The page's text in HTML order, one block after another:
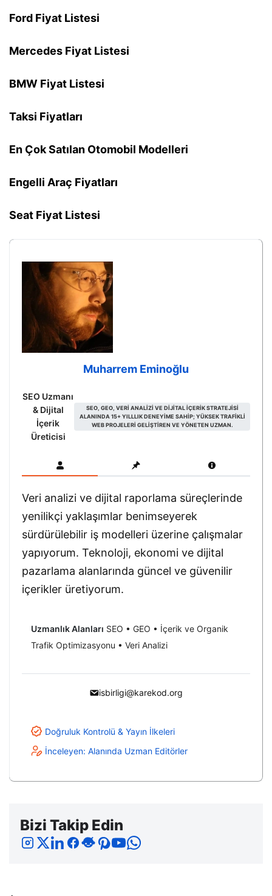
Ford Fiyat Listesi
Mercedes Fiyat Listesi
BMW Fiyat Listesi
Taksi Fiyatları
En Çok Satılan Otomobil Modelleri
Engelli Araç Fiyatları
Seat Fiyat Listesi
Muharrem Eminoğlu
SEO Uzmanı
& Dijital
İçerik
Üreticisi
SEO, GEO, VERI ANALIZI VE DIJITAL IÇERIK STRATEJISI
ALANINDA 15+ YILLLIK DENEYIME SAHIP; YÜKSEK TRAFIKLI
WEB PROJELERI GELIŞTIREN VE YÖNETEN UZMAN.
Veri analizi ve dijital raporlama süreçlerinde
yenilikçi yaklaşımlar benimseyerek
sürdürülebilir iş modelleri üzerine çalışmalar
yapıyorum. Teknoloji, ekonomi ve dijital
pazarlama alanlarında güncel ve güvenilir
içerikler üretiyorum.
Uzmanlık Alanları SEO • GEO • İçerik ve Organik
Trafik Optimizasyonu • Veri Analizi
isbirligi@karekod.org
Doğruluk Kontrolü & Yayın İlkeleri
İnceleyen: Alanında Uzman Editörler
Bizi Takip Edin